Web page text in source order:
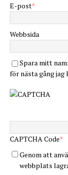
E-post*
Webbsida
Spara mitt
för nästa gång jag
CAPTCHA Code*
Genom att
webbplats